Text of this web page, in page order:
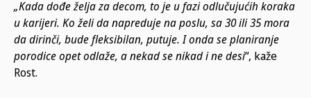
„Kada dođe želja za decom, to je u fazi odlučujućih koraka
u karijeri. Ko želi da napreduje na poslu, sa 30 ili 35 mora
da dirinči, bude fleksibilan, putuje. I onda se planiranje
porodice opet odlaže, a nekad se nikad i ne desi“, kaže
Rost.